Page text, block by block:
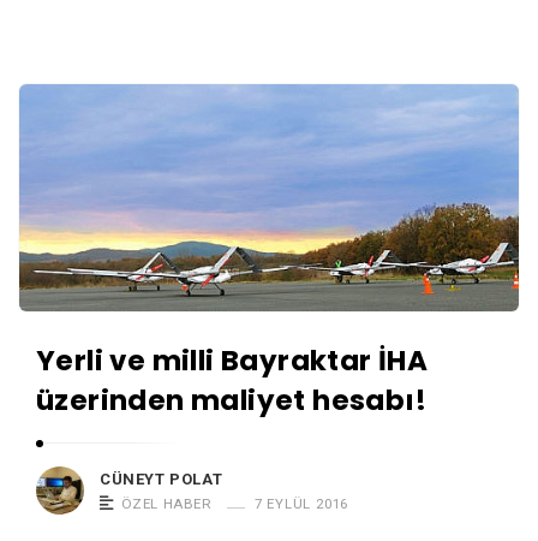
Yerli ve milli Bayraktar İHA
üzerinden maliyet hesabı!
CÜNEYT POLAT
ÖZEL HABER 7 EYLÜL 2016